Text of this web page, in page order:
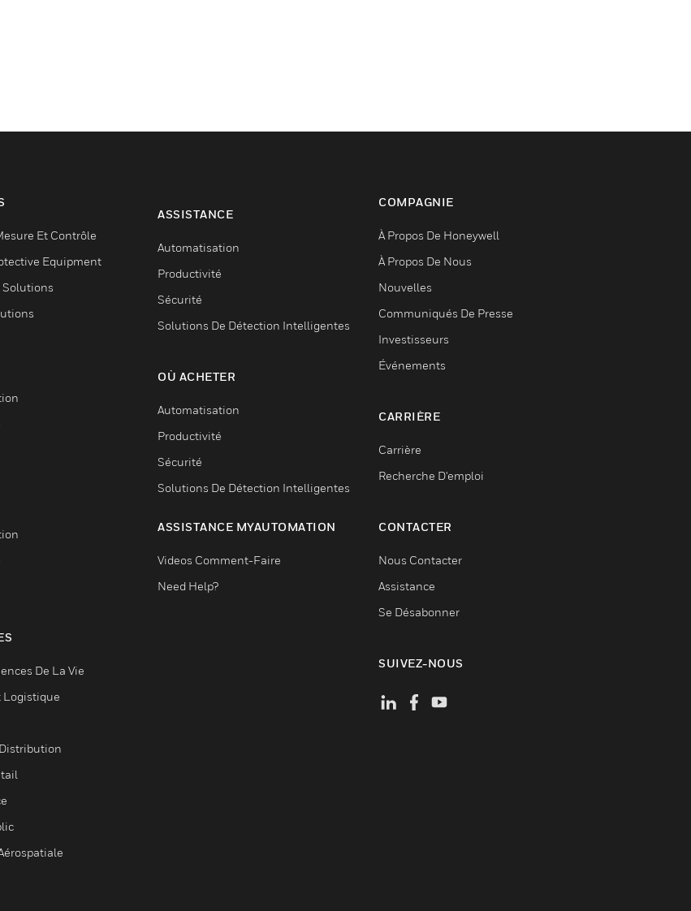
Et Contrôle
Equipment
De La Vie
Logistique
ASSISTANCE
Automatisation
Productivité
Sécurité
Solutions De Détection Intelligentes
OÙ ACHETER
Automatisation
Productivité
Sécurité
Solutions De Détection Intelligentes
ASSISTANCE MYAUTOMATION
Videos Comment-Faire
Need Help?
COMPAGNIE
À Propos De Honeywell
À Propos De Nous
Nouvelles
Communiqués De Presse
Investisseurs
Événements
CARRIÈRE
Carrière
Recherche D'emploi
CONTACTER
Nous Contacter
Assistance
Se Désabonner
SUIVEZ-NOUS